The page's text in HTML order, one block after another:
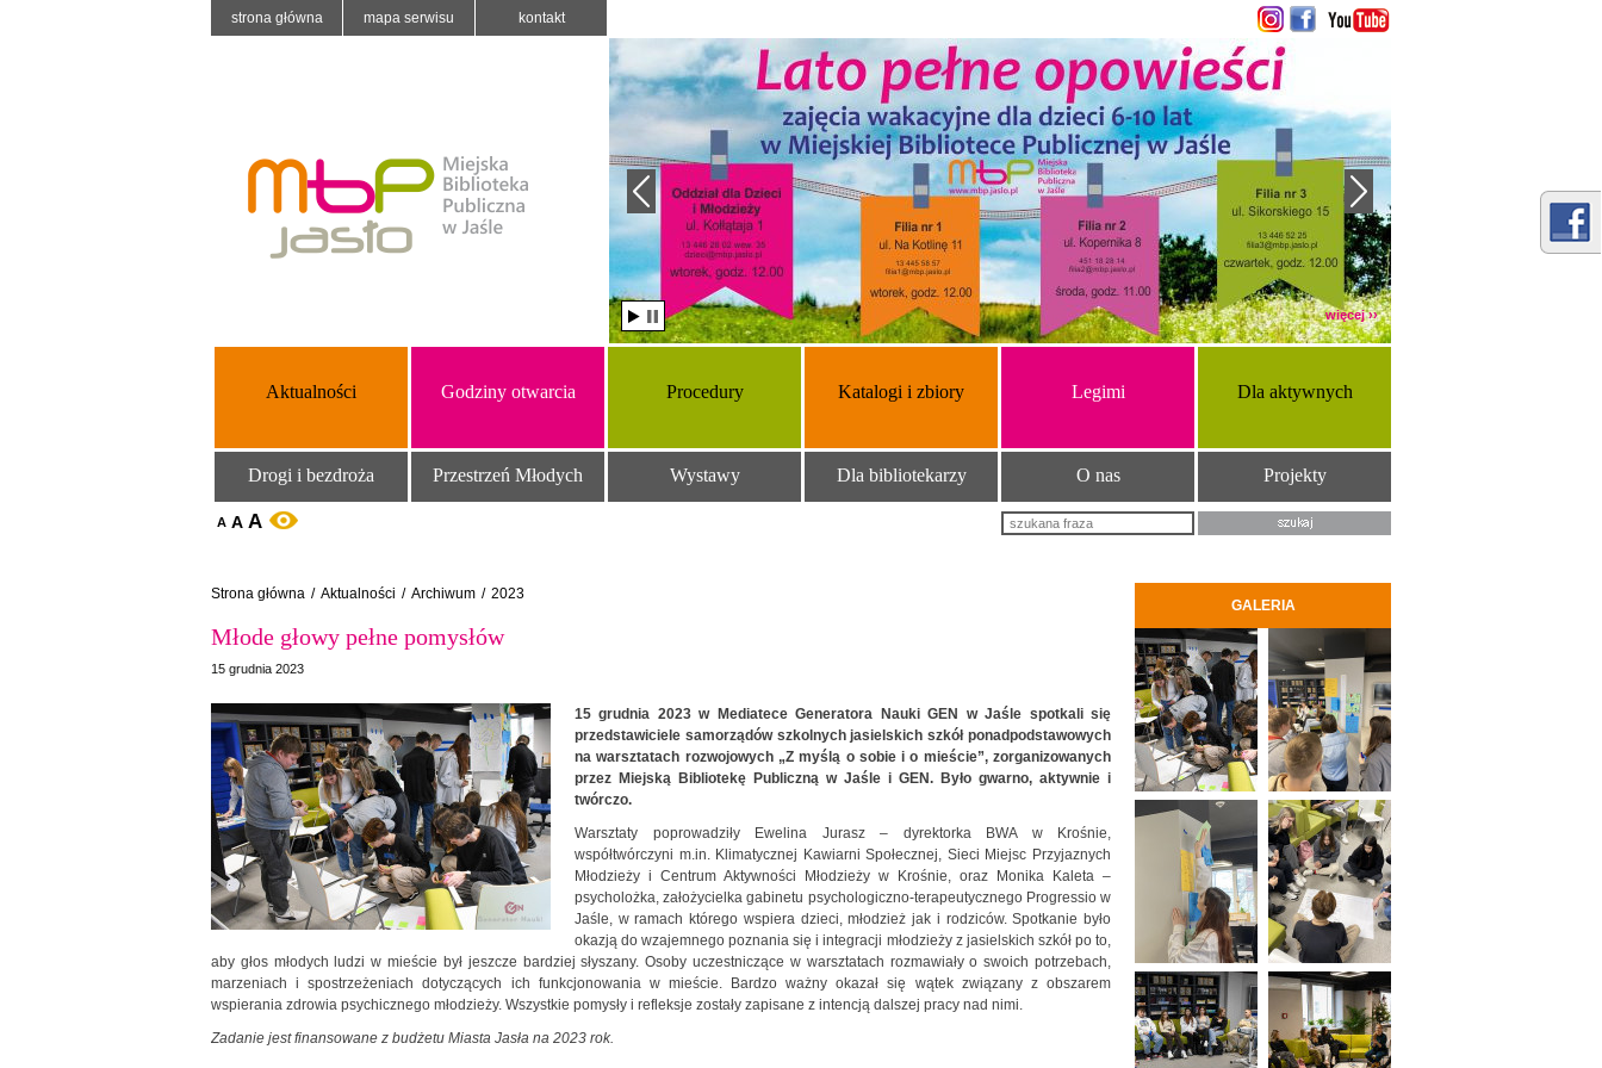
strona główna mapa serwisu kontakt
więcej ››
Aktualności Godziny otwarcia Procedury Katalogi i zbiory Legimi Dla aktywnych
Drogi i bezdroża Przestrzeń Młodych Wystawy Dla bibliotekarzy O nas Projekty
A A A WERSJA KONTRASTOWA
Strona główna / Aktualności / Archiwum / 2023
Młode głowy pełne pomysłów
15 grudnia 2023
15 grudnia 2023 w Mediatece Generatora Nauki GEN w Jaśle spotkali się
przedstawiciele samorządów szkolnych jasielskich szkół ponadpodstawowych
na warsztatach rozwojowych „Z myślą o sobie i o mieście”, zorganizowanych
przez Miejską Bibliotekę Publiczną w Jaśle i GEN. Było gwarno, aktywnie i
twórczo.
Warsztaty poprowadziły Ewelina Jurasz – dyrektorka BWA w Krośnie,
współtwórczyni m.in. Klimatycznej Kawiarni Społecznej, Sieci Miejsc Przyjaznych
Młodzieży i Centrum Aktywności Młodzieży w Krośnie, oraz Monika Kaleta –
psycholożka, założycielka gabinetu psychologiczno-terapeutycznego Progressio w
Jaśle, w ramach którego wspiera dzieci, młodzież jak i rodziców. Spotkanie było
okazją do wzajemnego poznania się i integracji młodzieży z jasielskich szkół po to,
aby głos młodych ludzi w mieście był jeszcze bardziej słyszany. Osoby uczestniczące w warsztatach rozmawiały o swoich potrzebach,
marzeniach i spostrzeżeniach dotyczących ich funkcjonowania w mieście. Bardzo ważny okazał się wątek związany z obszarem
wspierania zdrowia psychicznego młodzieży. Wszystkie pomysły i refleksje zostały zapisane z intencją dalszej pracy nad nimi.
Zadanie jest finansowane z budżetu Miasta Jasła na 2023 rok.
GALERIA